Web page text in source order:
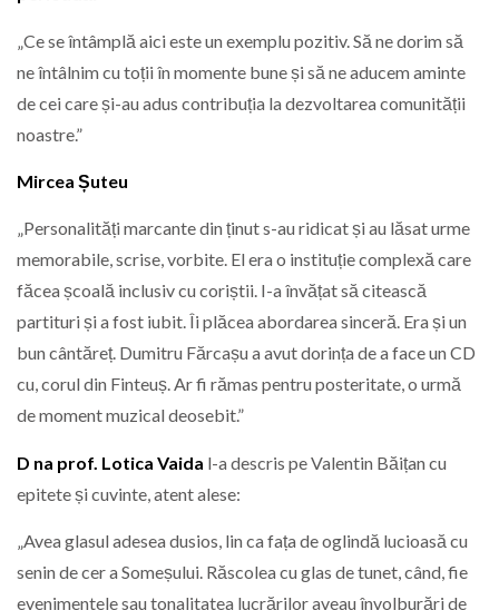
„Ce se întâmplă aici este un exemplu pozitiv. Să ne dorim să
ne întâlnim cu toții în momente bune și să ne aducem aminte
de cei care și-au adus contribuția la dezvoltarea comunității
noastre.”
Mircea Șuteu
„Personalități marcante din ținut s-au ridicat și au lăsat urme
memorabile, scrise, vorbite. El era o instituție complexă care
făcea școală inclusiv cu coriștii. I-a învățat să citească
partituri și a fost iubit. Îi plăcea abordarea sinceră. Era și un
bun cântăreț. Dumitru Fărcașu a avut dorința de a face un CD
cu, corul din Finteuș. Ar fi rămas pentru posteritate, o urmă
de moment muzical deosebit.”
D na prof. Lotica Vaida l-a descris pe Valentin Băițan cu
epitete și cuvinte, atent alese:
„Avea glasul adesea dusios, lin ca fața de oglindă lucioasă cu
senin de cer a Someșului. Răscolea cu glas de tunet, când, fie
evenimentele sau tonalitatea lucrărilor aveau învolburări de